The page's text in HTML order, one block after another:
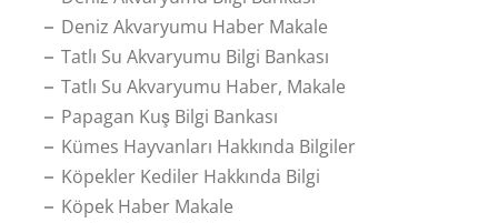
Deniz Akvaryumu Haber Makale
Tatlı Su Akvaryumu Bilgi Bankası
Tatlı Su Akvaryumu Haber, Makale
Papagan Kuş Bilgi Bankası
Kümes Hayvanları Hakkında Bilgiler
Köpekler Kediler Hakkında Bilgi
Köpek Haber Makale